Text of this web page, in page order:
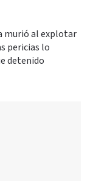
murió al explotar
pericias lo
detenido